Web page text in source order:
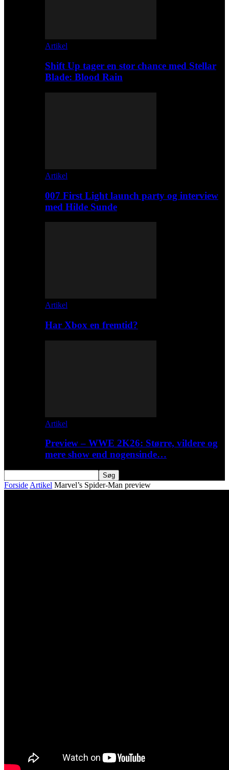
Artikel
Shift Up tager en stor chance med Stellar
Blade: Blood Rain
Artikel
007 First Light launch party og interview
med Hilde Sunde
Artikel
Har Xbox en fremtid?
Artikel
Preview – WWE 2K26: Større, vildere og
mere show end nogensinde…
Forside Artikel Marvel’s Spider-Man preview